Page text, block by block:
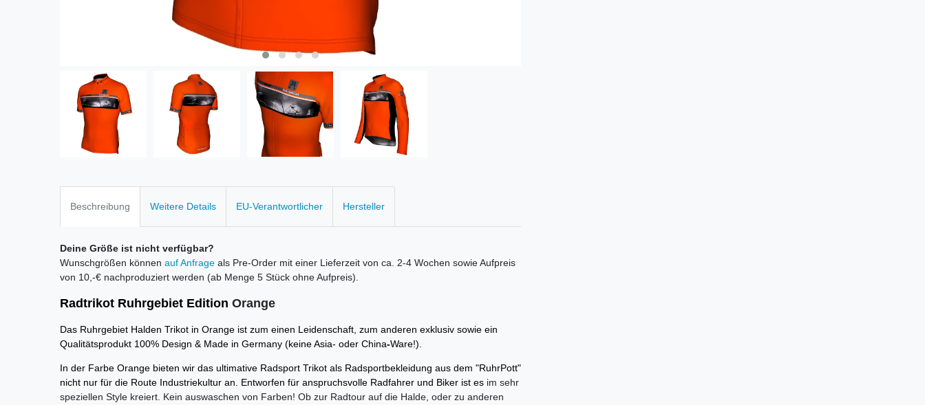
Beschreibung Weitere Details EU-Verantwortlicher Hersteller
Deine Größe ist nicht verfügbar?
Wunschgrößen können auf Anfrage als Pre-Order mit einer Lieferzeit von ca. 2-4 Wochen sowie Aufpreis
von 10,-€ nachproduziert werden (ab Menge 5 Stück ohne Aufpreis).
Radtrikot Ruhrgebiet Edition Orange
Das Ruhrgebiet Halden Trikot in Orange ist zum einen Leidenschaft, zum anderen exklusiv sowie ein
Qualitätsprodukt 100% Design & Made in Germany (keine Asia- oder China-Ware!).
In der Farbe Orange bieten wir das ultimative Radsport Trikot als Radsportbekleidung aus dem "RuhrPott"
nicht nur für die Route Industriekultur an. Entworfen für anspruchsvolle Radfahrer und Biker ist es im sehr
speziellen Style kreiert. Kein auswaschen von Farben! Ob zur Radtour auf die Halde, oder zu anderen